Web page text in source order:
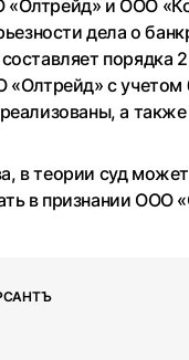
«Олтрейд» и ООО
дела о
порядка
«Олтрейд» с
а
теории суд может
в признании ООО